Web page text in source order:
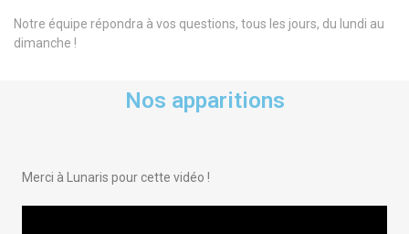
Notre équipe répondra à vos questions, tous les jours, du lundi au
dimanche !
Nos apparitions
Merci à Lunaris pour cette vidéo !